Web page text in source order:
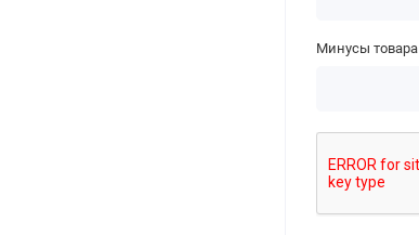
Минусы товара